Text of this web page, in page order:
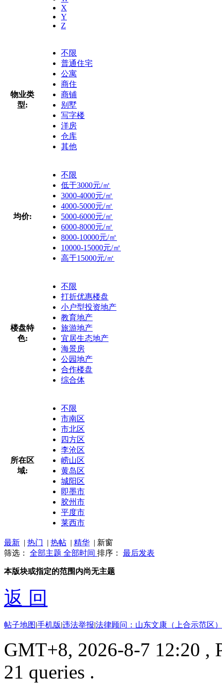
X
Y
Z
物业类
型:
不限
普通住宅
公寓
商住
商铺
别墅
写字楼
洋房
仓库
其他
均价:
不限
低于3000元/㎡
3000-4000元/㎡
4000-5000元/㎡
5000-6000元/㎡
6000-8000元/㎡
8000-10000元/㎡
10000-15000元/㎡
高于15000元/㎡
楼盘特
色:
不限
打折优惠楼盘
小户型投资地产
教育地产
旅游地产
宜居生态地产
海景房
公园地产
合作楼盘
综合体
所在区
域:
不限
市南区
市北区
四方区
李沧区
崂山区
黄岛区
城阳区
即墨市
胶州市
平度市
莱西市
最新 | 热门 | 热帖 | 精华 | 新窗
筛选： 全部主题 全部时间 排序： 最后发表
本版块或指定的范围内尚无主题
返 回
帖子地图|手机版|违法举报|法律顾问：山东文康（上合示范区
GMT+8, 2026-8-7 12:20 ,
21 queries .